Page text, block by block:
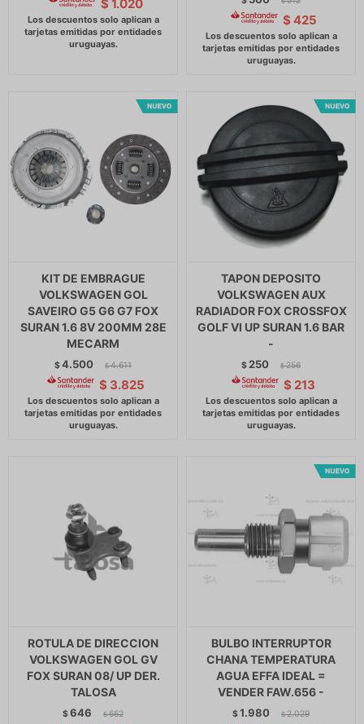
$ 1.020
$ 425
KIT DE EMBRAGUE
VOLKSWAGEN GOL
SAVEIRO G5 G6 G7 FOX
SURAN 1.6 8V 200MM 28E
MECARM
$4.500 $ 4.611
$ 3.825
TAPON DEPOSITO
VOLKSWAGEN AUX
RADIADOR FOX CROSSFOX
GOLF VI UP SURAN 1.6 BAR
-
$ 250 $ 256
$ 213
ROTULA DE DIRECCION
VOLKSWAGEN GOL GV
FOX SURAN 08/ UP DER.
TALOSA
$646 $ 662
BULBO INTERRUPTOR
CHANA TEMPERATURA
AGUA EFFA IDEAL =
VENDER FAW.656 -
$1.980 $ 2.029